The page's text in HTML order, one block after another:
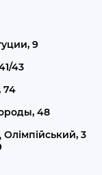
9
43
74
48
Олімпійський, 3